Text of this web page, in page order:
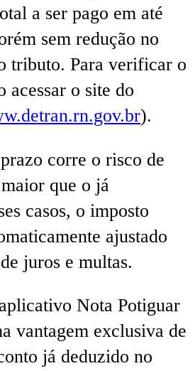
a ser pago em até
sem redução no
tributo. Para verificar o
acessar o site do
).
corre o risco de
que o já
casos, o imposto
ajustado
juros e multas.
Nota Potiguar
vantagem exclusiva de
já deduzido no